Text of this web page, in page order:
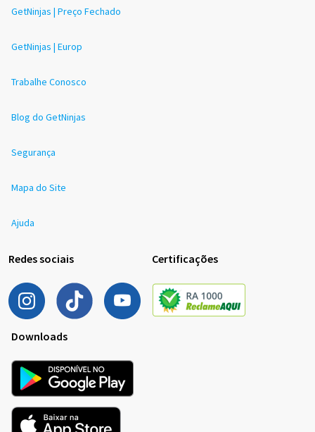
GetNinjas | Preço Fechado
GetNinjas | Europ
Trabalhe Conosco
Blog do GetNinjas
Segurança
Mapa do Site
Ajuda
Redes sociais Certificações
Downloads